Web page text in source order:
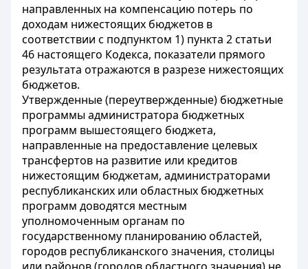
направленных на компенсацию потерь по
доходам нижестоящих бюджетов в
соответствии с подпунктом 1) пункта 2статьи
46 настоящего Кодекса, показатели прямого
результата отражаются в разрезе нижестоящих
бюджетов.
Утвержденные (переутвержденные) бюджетные
программы администратора бюджетных
программ вышестоящего бюджета,
направленные на предоставление целевых
трансфертов на развитие или кредитов
нижестоящим бюджетам, администраторами
республиканских или областных бюджетных
программ доводятся местным
уполномоченным органам по
государственному планированию областей,
городов республиканского значения, столицы